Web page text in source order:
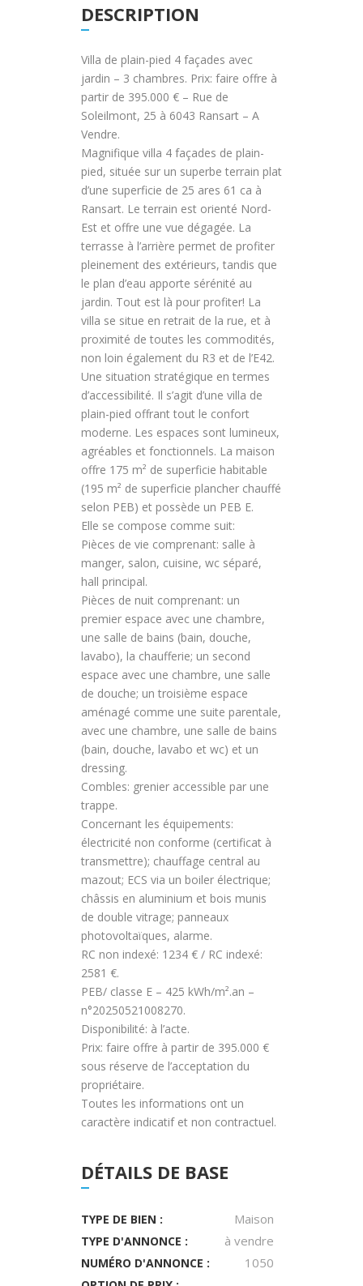
DESCRIPTION
Villa de plain-pied 4 façades avec
jardin – 3 chambres. Prix: faire offre à
partir de 395.000 € – Rue de
Soleilmont, 25 à 6043 Ransart – A
Vendre.
Magnifique villa 4 façades de plain-
pied, située sur un superbe terrain plat
d’une superficie de 25 ares 61 ca à
Ransart. Le terrain est orienté Nord-
Est et offre une vue dégagée. La
terrasse à l’arrière permet de profiter
pleinement des extérieurs, tandis que
le plan d’eau apporte sérénité au
jardin. Tout est là pour profiter! La
villa se situe en retrait de la rue, et à
proximité de toutes les commodités,
non loin également du R3 et de l’E42.
Une situation stratégique en termes
d’accessibilité. Il s’agit d’une villa de
plain-pied offrant tout le confort
moderne. Les espaces sont lumineux,
agréables et fonctionnels. La maison
offre 175 m² de superficie habitable
(195 m² de superficie plancher chauffé
selon PEB) et possède un PEB E.
Elle se compose comme suit:
Pièces de vie comprenant: salle à
manger, salon, cuisine, wc séparé,
hall principal.
Pièces de nuit comprenant: un
premier espace avec une chambre,
une salle de bains (bain, douche,
lavabo), la chaufferie; un second
espace avec une chambre, une salle
de douche; un troisième espace
aménagé comme une suite parentale,
avec une chambre, une salle de bains
(bain, douche, lavabo et wc) et un
dressing.
Combles: grenier accessible par une
trappe.
Concernant les équipements:
électricité non conforme (certificat à
transmettre); chauffage central au
mazout; ECS via un boiler électrique;
châssis en aluminium et bois munis
de double vitrage; panneaux
photovoltaïques, alarme.
RC non indexé: 1234 € / RC indexé:
2581 €.
PEB/ classe E – 425 kWh/m².an –
n°20250521008270.
Disponibilité: à l’acte.
Prix: faire offre à partir de 395.000 €
sous réserve de l’acceptation du
propriétaire.
Toutes les informations ont un
caractère indicatif et non contractuel.
DÉTAILS DE BASE
TYPE DE BIEN : Maison
TYPE D'ANNONCE : à vendre
NUMÉRO D'ANNONCE : 1050